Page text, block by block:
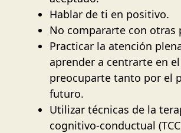
Hablar de ti en positivo.
No compararte con otras
Practicar la atención
aprender a centrarte en
preocuparte tanto por el
futuro.
Utilizar técnicas de la
cognitivo-conductual